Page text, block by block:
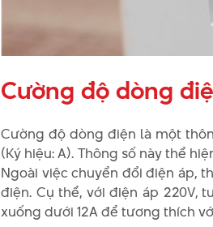
Cường độ dòng
Cường độ dòng điện là một
(Ký hiệu: A). Thông số này thể
Ngoài việc chuyển đổi điện áp,
điện. Cụ thể, với điện áp 220V,
xuống dưới 12A để tương thích